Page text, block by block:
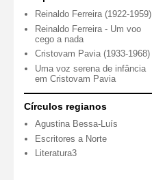
Reinaldo Ferreira (1922-1959)
Reinaldo Ferreira - Um voo
cego a nada
Cristovam Pavia (1933-1968)
Uma voz serena de infância
em Cristovam Pavia
Círculos regianos
Agustina Bessa-Luís
Escritores a Norte
Literatura3